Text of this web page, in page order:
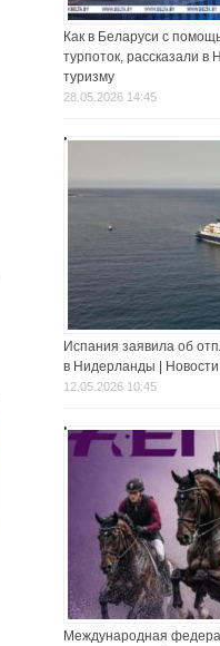
Как в Беларуси с
турпоток, рассказали в
туризму
28.05.2026 14:45
Испания заявила об
в Нидерланды |
12.05.2026 10:45
Международная